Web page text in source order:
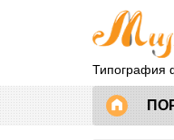
Типография